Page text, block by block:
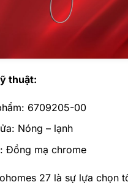
thuật:
6709205-00
Nóng – lạnh
Đồng mạ chrome
27 là sự lựa chọn